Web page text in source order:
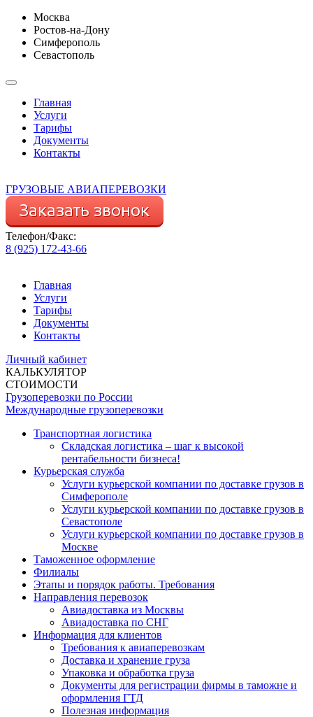
Москва
Ростов-на-Дону
Симферополь
Севастополь
Главная
Услуги
Тарифы
Документы
Контакты
ГРУЗОВЫЕ АВИАПЕРЕВОЗКИ
Телефон/Факс:
8 (925) 172-43-66
Главная
Услуги
Тарифы
Документы
Контакты
Личный кабинет
КАЛЬКУЛЯТОР
СТОИМОСТИ
Грузоперевозки по России
Международные грузоперевозки
Транспортная логистика
Складская логистика – шаг к высокой
рентабельности бизнеса!
Курьерская служба
Услуги курьерской компании по доставке грузов в
Симферополе
Услуги курьерской компании по доставке грузов в
Севастополе
Услуги курьерской компании по доставке грузов в
Москве
Таможенное оформление
Филиалы
Этапы и порядок работы. Требования
Направления перевозок
Авиадоставка из Москвы
Авиадоставка по СНГ
Информация для клиентов
Требования к авиаперевозкам
Доставка и хранение груза
Упаковка и обработка груза
Документы для регистрации фирмы в таможне и
оформления ГТД
Полезная информация